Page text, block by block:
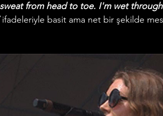
from head to toe. I'm wet
ifadeleriyle basit ama net bir şekilde